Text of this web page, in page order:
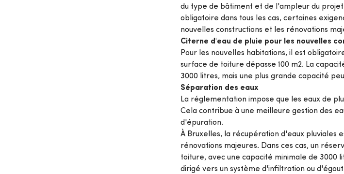
du type de bâtiment et de l'ampleur du
obligatoire dans tous les cas, certaines
nouvelles constructions et les rénovations
Citerne d'eau de pluie pour les nouvelles
Pour les nouvelles habitations, il est
surface de toiture dépasse 100 m2. La
3000 litres, mais une plus grande capacité
Séparation des eaux
La réglementation impose que les eaux de
Cela contribue à une meilleure gestion des
d'épuration.
À Bruxelles, la récupération d'eaux pluviales
rénovations majeures. Dans ces cas, un
toiture, avec une capacité minimale de
dirigé vers un système d'infiltration ou